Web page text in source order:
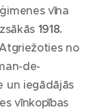
vīna
1918.
no
de-
un iegādājās
vīnkopības